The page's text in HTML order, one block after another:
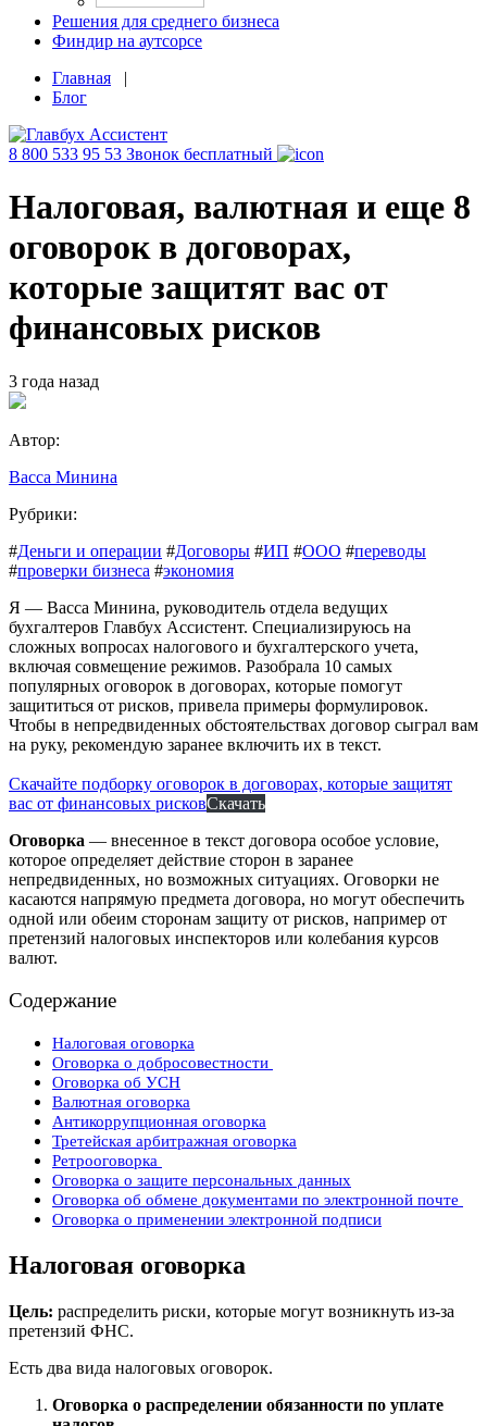
Решения для среднего бизнеса
Финдир на аутсорсе
Главная |
Блог
8 800 533 95 53 Звонок бесплатный
Налоговая, валютная и еще 8
оговорок в договорах,
которые защитят вас от
финансовых рисков
3 года назад
Автор:
Васса Минина
Рубрики:
#Деньги и операции #Договоры #ИП #ООО #переводы
#проверки бизнеса #экономия
Я — Васса Минина, руководитель отдела ведущих
бухгалтеров Главбух Ассистент. Специализируюсь на
сложных вопросах налогового и бухгалтерского учета,
включая совмещение режимов. Разобрала 10 самых
популярных оговорок в договорах, которые помогут
защититься от рисков, привела примеры формулировок.
Чтобы в непредвиденных обстоятельствах договор сыграл вам
на руку, рекомендую заранее включить их в текст.
Скачайте подборку оговорок в договорах, которые защитят
вас от финансовых рисковСкачать
Оговорка — внесенное в текст договора особое условие,
которое определяет действие сторон в заранее
непредвиденных, но возможных ситуациях. Оговорки не
касаются напрямую предмета договора, но могут обеспечить
одной или обеим сторонам защиту от рисков, например от
претензий налоговых инспекторов или колебания курсов
валют.
Содержание
Налоговая оговорка
Оговорка о добросовестности
Оговорка об УСН
Валютная оговорка
Антикоррупционная оговорка
Третейская арбитражная оговорка
Ретрооговорка
Оговорка о защите персональных данных
Оговорка об обмене документами по электронной почте
Оговорка о применении электронной подписи
Налоговая оговорка
Цель: распределить риски, которые могут возникнуть из-за
претензий ФНС.
Есть два вида налоговых оговорок.
Оговорка о распределении обязанности по уплате